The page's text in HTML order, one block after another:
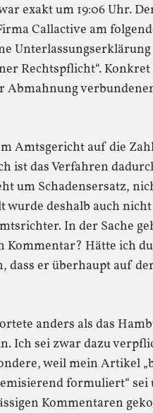
exakt um 19:06 Uhr.
Callactive am
Unterlassungserklärung
Rechtspflicht“. Konkret
Abmahnung
Amtsgericht auf die
ist das Verfahren
um Schadensersatz,
wurde deshalb auch
In der Sache
Kommentar? Hätte ich
er überhaupt auf
anders als das
Ich sei zwar dazu
weil mein Artikel
formuliert“ sei
Kommentaren